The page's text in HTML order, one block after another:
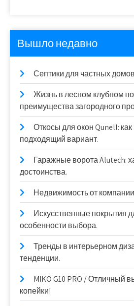
Вышло недавно
Септики для частных
Жизнь в лесном клубном
преимущества загородного
Откосы для окон Qunell:
подходящий вариант.
Гаражные ворота Alutech:
достоинства.
Недвижимость от
Искусственные покрытия
особенности выбора.
Тренды в интерьерном
тенденции.
MIKO G10 PRO / Отличный
копейки!